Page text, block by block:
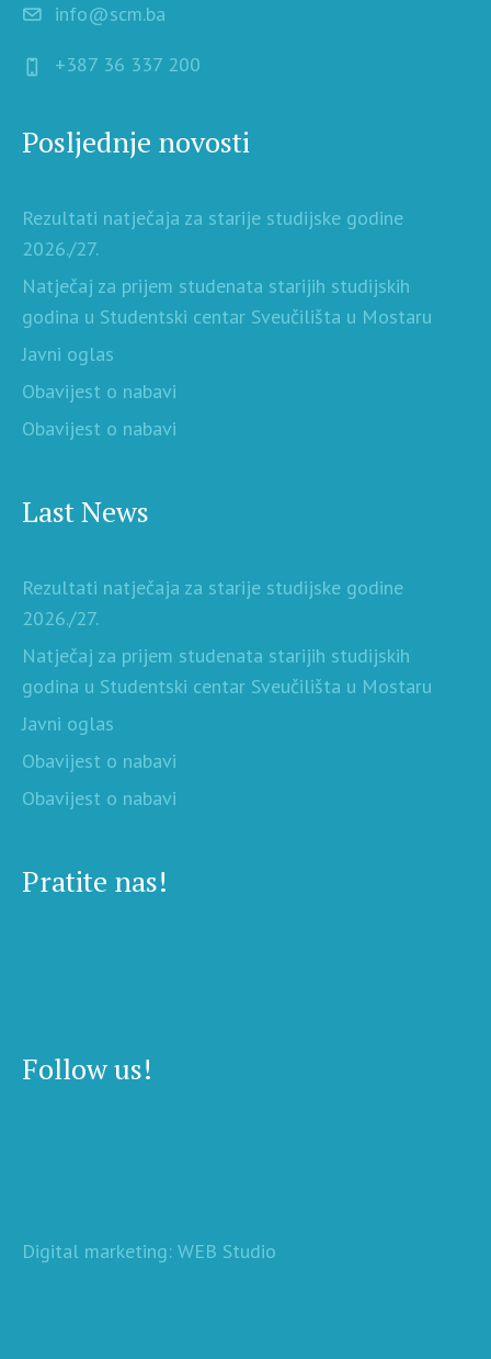
info@scm.ba
+387 36 337 200
Posljednje novosti
Rezultati natječaja za starije studijske godine
2026./27.
Natječaj za prijem studenata starijih studijskih
godina u Studentski centar Sveučilišta u Mostaru
Javni oglas
Obavijest o nabavi
Obavijest o nabavi
Last News
Rezultati natječaja za starije studijske godine
2026./27.
Natječaj za prijem studenata starijih studijskih
godina u Studentski centar Sveučilišta u Mostaru
Javni oglas
Obavijest o nabavi
Obavijest o nabavi
Pratite nas!
Follow us!
Digital marketing: WEB Studio